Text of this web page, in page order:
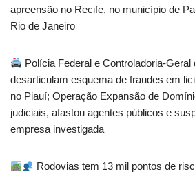
apreensão no Recife, no município de
Rio de Janeiro
Polícia Federal e Controladoria-Geral
desarticulam esquema de fraudes em
no Piauí; Operação Expansão de
judiciais, afastou agentes públicos e
empresa investigada
Rodovias tem 13 mil pontos de